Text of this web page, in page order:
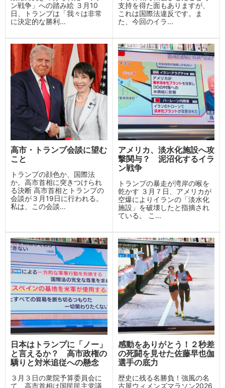
ン戦争」への踏み絵 ３月10
日、トランプは「我々は非常
に決定的な勝利...
支持を得た面もありますが、
これは国際法違反です。ま
た、今回のイラ...
高市・トランプ会談に望む
こと
トランプの顔色か、国際法
か。高市首相に突きつけられ
る決断 高市首相とトランプの
会談が３月19日に行われる。
私は、この会談...
アメリカ、淡水化施設へ攻
撃関与？ 泥沼化するイラ
ン戦争
トランプの暴走が湾岸の喉を
乾かす ３月７日、アメリカが
空爆によりイランの「淡水化
施設」を破壊したと指摘され
ている。 こ...
日本はトランプに「ノー」
と言えるか？ 高市政権の
驕りと対米追従への懸念
３月３日の衆院予算委員会に
て、高市首相は国民民主党議
感動をありがとう！２秒差
の死闘を見せた佐藤早也伽
選手の底力
歴史に残る名勝負！強風の名
古屋ウィメンズマラソン2026